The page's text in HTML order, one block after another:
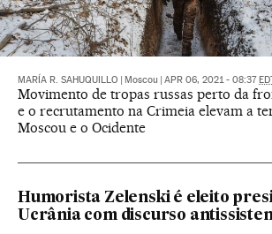
MARÍA R. SAHUQUILLO Moscou APR 06, 2021 - 08:37
Movimento de tropas russas perto da
e o recrutamento na Crimeia elevam a
Moscou e o Ocidente
Humorista Zelenski é eleito
Ucrânia com discurso